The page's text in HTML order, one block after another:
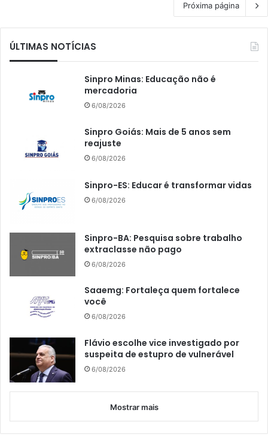
Próxima página
ÚLTIMAS NOTÍCIAS
Sinpro Minas: Educação não é
mercadoria
6/08/2026
Sinpro Goiás: Mais de 5 anos sem
reajuste
6/08/2026
Sinpro-ES: Educar é transformar vidas
6/08/2026
Sinpro-BA: Pesquisa sobre trabalho
extraclasse não pago
6/08/2026
Saaemg: Fortaleça quem fortalece
você
6/08/2026
Flávio escolhe vice investigado por
suspeita de estupro de vulnerável
6/08/2026
Mostrar mais